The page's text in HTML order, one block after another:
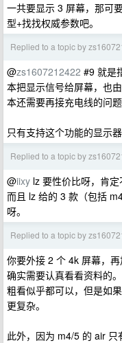
一共要显示 3 屏幕，那可
型+找找权威参数吧。
Replied to a topic by
@zs1607212422 #9 就是
本把显示信号给屏幕，也
本还需要再接充电线的问题
只有支持这个功能的显示器
Replied to a topic by
@iixy lz 要性价比呀，肯定
而且 lz 给的 3 款（包括
呀。
Replied to a topic by
你要外接 2 个 4k 屏幕，再
确实需要认真看看资料的。
粗看似乎都可以，但是如
更复杂。
此外，因为 m4/5 的 air